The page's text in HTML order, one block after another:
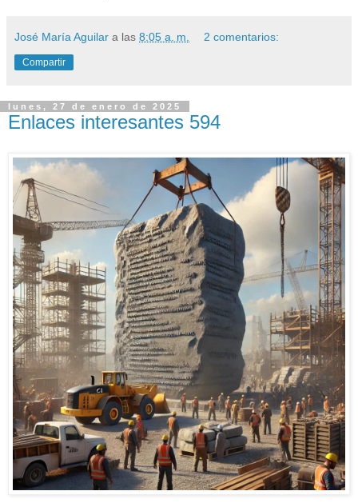
José María Aguilar a las 8:05 a. m. 2 comentarios:
Compartir
lunes, 27 de enero de 2025
Enlaces interesantes 594